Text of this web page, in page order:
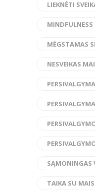
LIEKNĖTI
MINDFULNESS
MĖGSTAMAS
NESVEIKAS
SĄMONINGAS
TAIKA SU